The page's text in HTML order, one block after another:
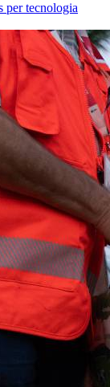
per tecnologia